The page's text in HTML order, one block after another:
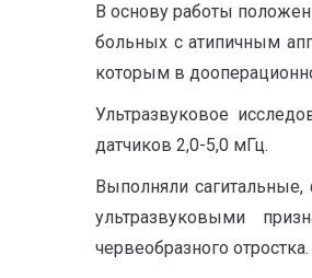
В основу работы
больных с атипичным
которым в
Ультразвуковое
датчиков 2,0-5,0 мГц.
Выполняли
ультразвуковыми
червеобразного отростка.